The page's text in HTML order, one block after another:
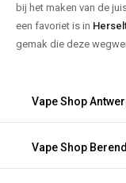
bij het maken van de
een favoriet is in
gemak die deze
Vape Shop
Vape Shop